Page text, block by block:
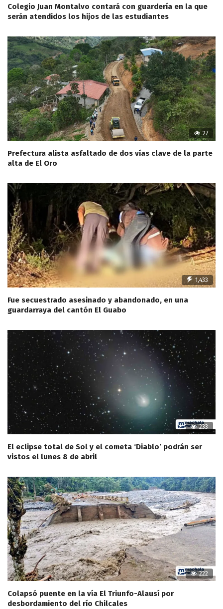
Colegio Juan Montalvo contará con guardería en la que
serán atendidos los hijos de las estudiantes
27
Prefectura alista asfaltado de dos vías clave de la parte
alta de El Oro
1,433
Fue secuestrado asesinado y abandonado, en una
guardarraya del cantón El Guabo
233
El eclipse total de Sol y el cometa ‘Diablo’ podrán ser
vistos el lunes 8 de abril
222
Colapsó puente en la vía El Triunfo-Alausí por
desbordamiento del río Chilcales